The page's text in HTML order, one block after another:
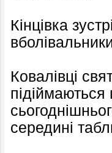
Кінцівка
Ковалівці
середині